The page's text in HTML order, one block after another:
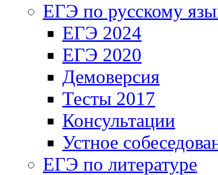
ЕГЭ по русскому
ЕГЭ 2024
ЕГЭ 2020
Демоверсия
Тесты 2017
Консультации
Устное
ЕГЭ по литературе